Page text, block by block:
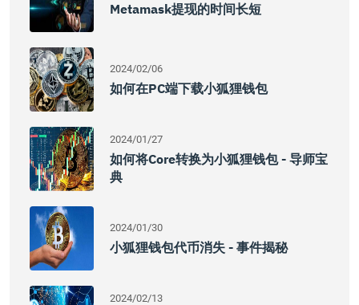
Metamask提现的时间长短
2024/02/06
如何在PC端下载小狐狸钱包
2024/01/27
如何将Core转换为小狐狸钱包 - 导师宝
典
2024/01/30
小狐狸钱包代币消失 - 事件揭秘
2024/02/13